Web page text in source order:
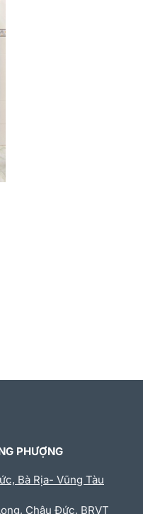
PHƯỢNG
Bà Rịa- Vũng Tàu
Châu Đức, BRVT